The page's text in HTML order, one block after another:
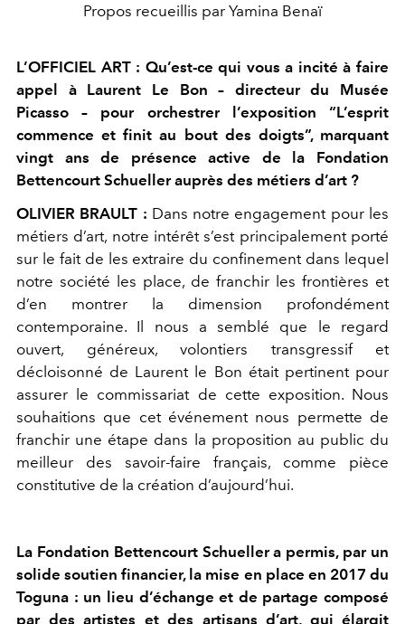
Propos recueillis par Yamina Benaï
L’OFFICIEL ART : Qu’est-ce qui vous a incité à faire
appel à Laurent Le Bon – directeur du Musée
Picasso – pour orchestrer l’exposition “L’esprit
commence et finit au bout des doigts”, marquant
vingt ans de présence active de la Fondation
Bettencourt Schueller auprès des métiers d’art ?
OLIVIER BRAULT : Dans notre engagement pour les
métiers d’art, notre intérêt s’est principalement porté
sur le fait de les extraire du confinement dans lequel
notre société les place, de franchir les frontières et
d’en montrer la dimension profondément
contemporaine. Il nous a semblé que le regard
ouvert, généreux, volontiers transgressif et
décloisonné de Laurent le Bon était pertinent pour
assurer le commissariat de cette exposition. Nous
souhaitions que cet événement nous permette de
franchir une étape dans la proposition au public du
meilleur des savoir-faire français, comme pièce
constitutive de la création d’aujourd’hui.
La Fondation Bettencourt Schueller a permis, par un
solide soutien financier, la mise en place en 2017 du
Toguna : un lieu d’échange et de partage composé
par des artistes et des artisans d’art, qui élargit